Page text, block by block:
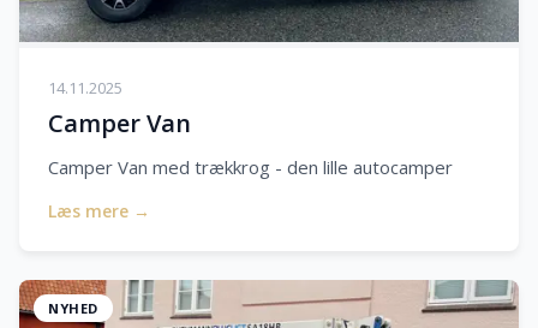
14.11.2025
Camper Van
Camper Van med trækkrog - den lille autocamper
Læs mere →
NYHED